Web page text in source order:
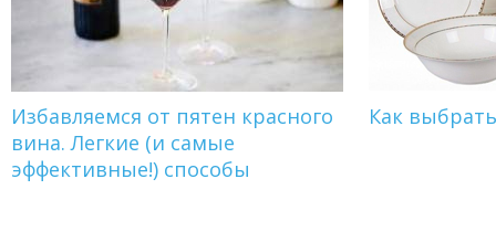
Избавляемся от пятен красного
вина. Легкие (и самые
эффективные!) способы
Как